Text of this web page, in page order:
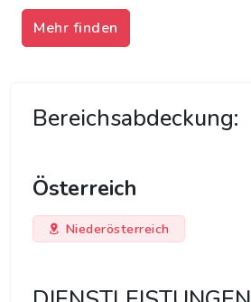
Mehr finden
Bereichsabdeckung:
Österreich
Niederösterreich